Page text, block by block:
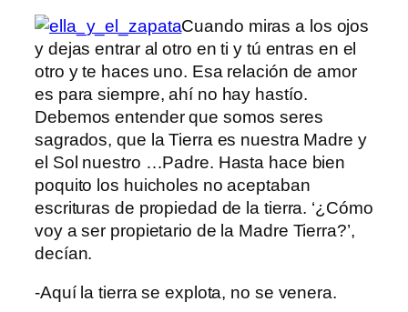
Cuando miras a los ojos
y dejas entrar al otro en ti y tú entras en el
otro y te haces uno. Esa relación de amor
es para siempre, ahí no hay hastío.
Debemos entender que somos seres
sagrados, que la Tierra es nuestra Madre y
el Sol nuestro …Padre. Hasta hace bien
poquito los huicholes no aceptaban
escrituras de propiedad de la tierra. ‘¿Cómo
voy a ser propietario de la Madre Tierra?’,
decían.
-Aquí la tierra se explota, no se venera.